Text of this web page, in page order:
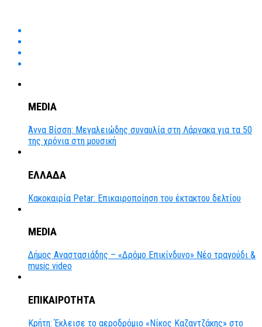
MEDIA
Άννα Βίσση: Μεγαλειώδης συναυλία στη Λάρνακα για τα 50
της χρόνια στη μουσική
ΕΛΛΑΔΑ
Κακοκαιρία Petar: Επικαιροποίηση του έκτακτου δελτίου
MEDIA
Δήμος Αναστασιάδης – «Δρόμο Επικίνδυνο» Νέο τραγούδι &
music video
ΕΠΙΚΑΙΡΟΤΗΤΑ
Κρήτη: Έκλεισε το αεροδρόμιο «Νίκος Καζαντζάκης» στο